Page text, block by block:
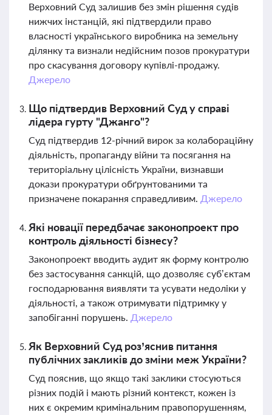
Верховний Суд залишив без змін рішення судів
нижчих інстанцій, які підтвердили право
власності українського виробника на земельну
ділянку та визнали недійсним позов прокуратури
про скасування договору купівлі-продажу.
Джерело
Що підтвердив Верховний Суд у справі
лідера гурту "Джанго"?
Суд підтвердив 12-річний вирок за колабораційну
діяльність, пропаганду війни та посягання на
територіальну цілісність України, визнавши
докази прокуратури обґрунтованими та
призначене покарання справедливим. Джерело
Які новації передбачає законопроект про
контроль діяльності бізнесу?
Законопроект вводить аудит як форму контролю
без застосування санкцій, що дозволяє суб’єктам
господарювання виявляти та усувати недоліки у
діяльності, а також отримувати підтримку у
запобіганні порушень. Джерело
Як Верховний Суд роз’яснив питання
публічних закликів до зміни меж України?
Суд пояснив, що якщо такі заклики стосуються
різних подій і мають різний контекст, кожен із
них є окремим кримінальним правопорушенням,